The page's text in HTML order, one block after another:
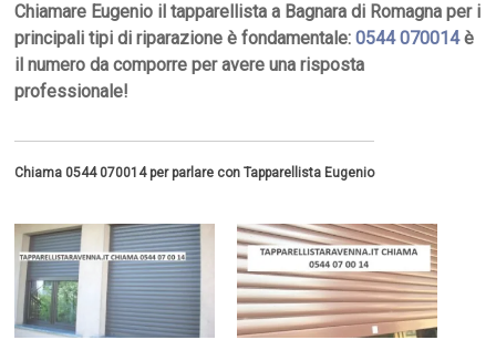
Chiamare Eugenio il tapparellista a Bagnara di Romagna per i
principali tipi di riparazione è fondamentale:0544 070014è
il numero da comporre per avere una risposta
professionale!
Chiama 0544 070014 per parlare con Tapparellista Eugenio